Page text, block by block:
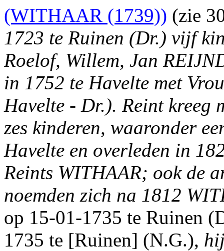
(WITHAAR (1739)) (zie
1723 te Ruinen (Dr.) vijf
Roelof, Willem, Jan
in 1752 te Havelte met
Havelte - Dr.). Reint kreeg
zes kinderen, waaronder
Havelte en overleden in
Reints WITHAAR; ook de
noemden zich na 1812
op 15-01-1735 te Ruinen
1735 te [Ruinen] (N.G.),